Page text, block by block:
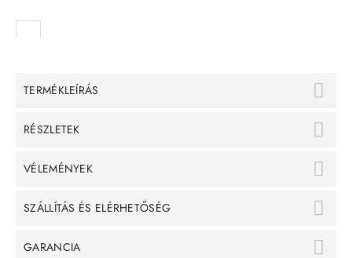
TERMÉKLEÍRÁS
RÉSZLETEK
VÉLEMÉNYEK
SZÁLLÍTÁS ÉS ELÉRHETŐSÉG
GARANCIA